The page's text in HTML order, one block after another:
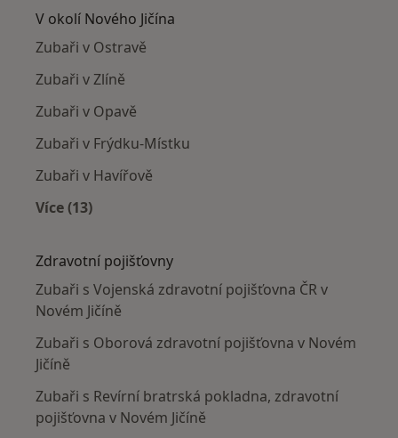
V okolí Nového Jičína
Zubaři v Ostravě
Zubaři v Zlíně
Zubaři v Opavě
Zubaři v Frýdku-Místku
Zubaři v Havířově
Více (13)
Zdravotní pojišťovny
Zubaři s Vojenská zdravotní pojišťovna ČR v
Novém Jičíně
Zubaři s Oborová zdravotní pojišťovna v Novém
Jičíně
Zubaři s Revírní bratrská pokladna, zdravotní
pojišťovna v Novém Jičíně